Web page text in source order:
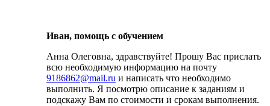
Иван, помощь с обучением
Анна Олеговна, здравствуйте! Прошу Вас прислать
всю необходимую информацию на почту
9186862@mail.ru и написать что необходимо
выполнить. Я посмотрю описание к заданиям и
подскажу Вам по стоимости и срокам выполнения.